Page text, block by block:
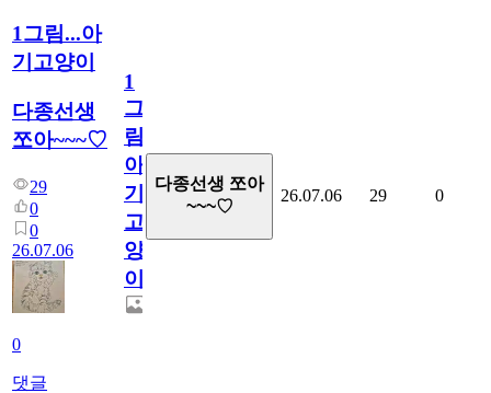
1그림...아
기고양이
다종선생
쪼아~~~♡
29
0
0
26.07.06
0
댓글
1
그
림...
아
기
고
양
이
다종선생 쪼아
~~~♡
26.07.06 29 0